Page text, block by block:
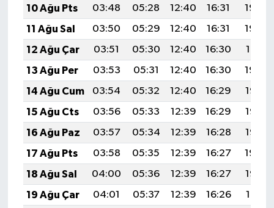
10 Ağu Pts
03:48 05:28 12:40 16:31
19:43
11 Ağu Sal
03:50 05:29 12:40 16:31
19:42
12 Ağu Çar
03:51 05:30 12:40 16:30
19:41
13 Ağu Per
03:53 05:31 12:40 16:30
19:39
14 Ağu Cum
03:54 05:32 12:40 16:29
19:38
15 Ağu Cts
03:56 05:33 12:39 16:29
19:36
16 Ağu Paz
03:57 05:34 12:39 16:28
19:35
17 Ağu Pts
03:58 05:35 12:39 16:27
19:34
18 Ağu Sal
04:00 05:36 12:39 16:27
19:32
19 Ağu Çar
04:01 05:37 12:39 16:26
19:31